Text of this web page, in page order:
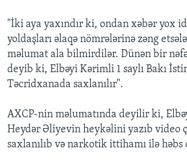
"İki aya yaxındır ki, ondan xəbər yox
yoldaşları əlaqə nömrələrinə zəng
məlumat ala bilmirdilər. Dünən bir
deyib ki, Elbəyi Kərimli 1 saylı Bakı
Təcridxanada saxlanılır".
AXCP-nin məlumatında deyilir ki,
Heydər Əliyevin heykəlini yazıb video
saxlanılıb və narkotik ittihamı ilə həbs